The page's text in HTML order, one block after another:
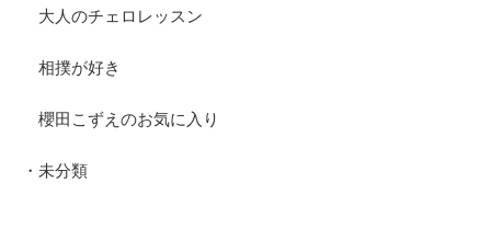
大人のチェロレッスン
相撲が好き
櫻田こずえのお気に入り
・未分類